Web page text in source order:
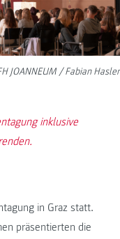
JOANNEUM / Fabian Hasler
inklusive
in Graz statt.
präsentierten die